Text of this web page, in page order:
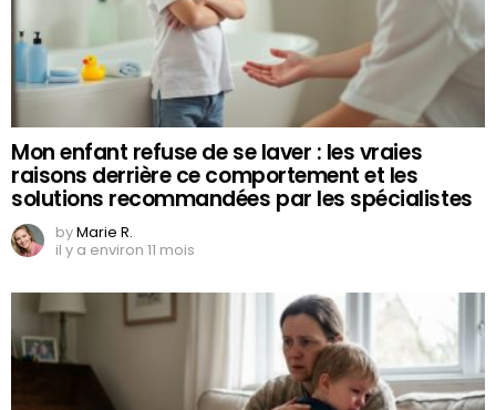
Mon enfant refuse de se laver : les vraies
raisons derrière ce comportement et les
solutions recommandées par les spécialistes
byMarie R.
il y a environ 11 mois